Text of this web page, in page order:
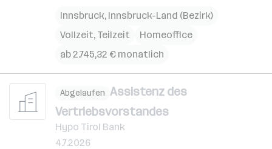
Innsbruck, Innsbruck-Land (Bezirk)
Vollzeit, Teilzeit
Homeoffice
ab 2.745,32 € monatlich
Abgelaufen Assistenz des
Vertriebsvorstandes
Hypo Tirol Bank
4.7.2026